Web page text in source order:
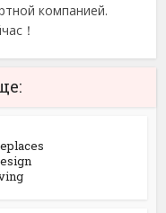
компанией.
！